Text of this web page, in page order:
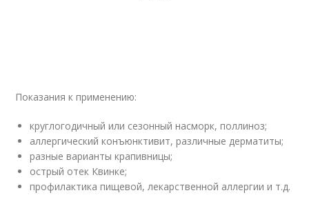
Показания к применению:
круглогодичный или сезонный насморк, поллиноз;
аллергический конъюнктивит, различные дерматиты;
разные варианты крапивницы;
острый отек Квинке;
профилактика пищевой, лекарственной аллергии и т.д.